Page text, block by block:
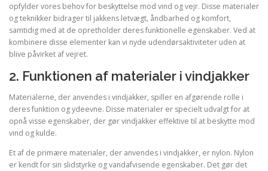
opfylder vores behov for beskyttelse mod vind og vejr. Disse materialer
og teknikker bidrager til jakkens letvægt, åndbarhed og komfort,
samtidig med at de opretholder deres funktionelle egenskaber. Ved at
kombinere disse elementer kan vi nyde udendørsaktiviteter uden at
blive påvirket af vejret.
2. Funktionen af materialer i vindjakker
Materialerne, der anvendes i vindjakker, spiller en afgørende rolle i
deres funktion og ydeevne. Disse materialer er specielt udvalgt for at
opnå visse egenskaber, der gør vindjakker effektive til at beskytte mod
vind og kulde.
Et af de primære materialer, der anvendes i vindjakker, er nylon. Nylon
er kendt for sin slidstyrke og vandafvisende egenskaber. Det gør det